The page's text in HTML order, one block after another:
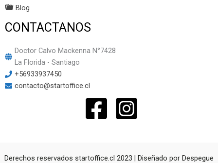
Blog
CONTACTANOS
Doctor Calvo Mackenna N°7428
La Florida - Santiago
+56933937450
contacto@startoffice.cl
Derechos reservados startoffice.cl 2023 | Diseñado por Despegue